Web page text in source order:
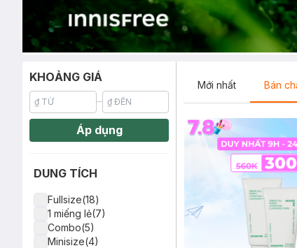
KHOẢNG GIÁ
Áp dụng
DUNG TÍCH
Fullsize(18)
1 miếng lẻ(7)
Combo(5)
Minisize(4)
Mới nhất Bán